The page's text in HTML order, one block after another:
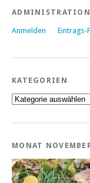
ADMINISTRATION
Anmelden Eintrags-
KATEGORIEN
Kategorien
MONAT